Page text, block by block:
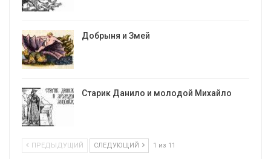
Добрыня и Змей
Старик Данило и молодой Михайло
ПРЕДЫДУЩИЙ СЛЕДУЮЩИЙ 1 из 11